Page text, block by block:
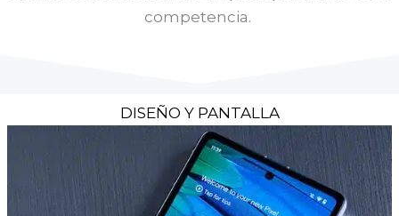
competencia.
DISEÑO Y PANTALLA